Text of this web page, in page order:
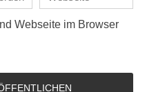
Webseite im Browser